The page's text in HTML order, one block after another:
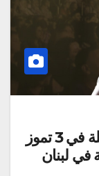
ملحم زين يحيي حفلاً خيرياً في زحلة في 3 تموز
في لبنان